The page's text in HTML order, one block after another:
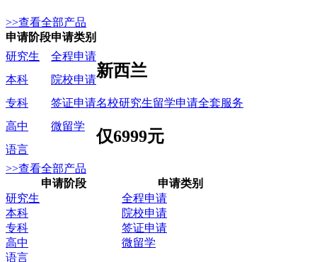
>>查看全部产品
申请阶段申请类别
研究生
全程申请
新西兰
名校研究生留学申请全套服务
仅6999元
本科
院校申请
专科
签证申请
高中
微留学
语言
>>查看全部产品
申请阶段
申请类别
研究生
全程申请
本科
院校申请
专科
签证申请
高中
微留学
语言